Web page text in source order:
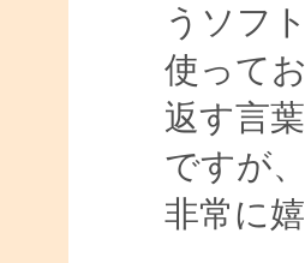
うソフ
使って
返す言
ですが
非常に